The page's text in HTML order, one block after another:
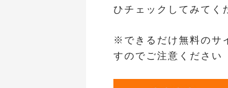
ひチェックしてみてく
※できるだけ無料のサ
すのでご注意ください